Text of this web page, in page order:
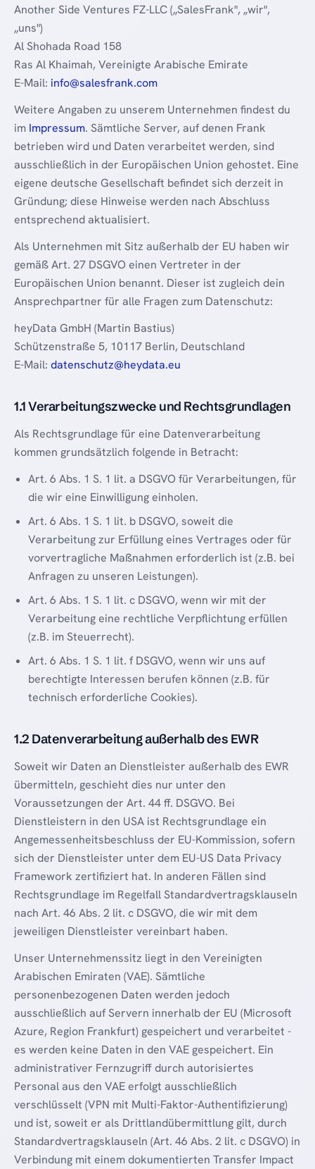
Another Side Ventures FZ-LLC („SalesFrank", „wir",
„uns")
Al Shohada Road 158
Ras Al Khaimah, Vereinigte Arabische Emirate
E-Mail: info@salesfrank.com
Weitere Angaben zu unserem Unternehmen findest du
im Impressum. Sämtliche Server, auf denen Frank
betrieben wird und Daten verarbeitet werden, sind
ausschließlich in der Europäischen Union gehostet. Eine
eigene deutsche Gesellschaft befindet sich derzeit in
Gründung; diese Hinweise werden nach Abschluss
entsprechend aktualisiert.
Als Unternehmen mit Sitz außerhalb der EU haben wir
gemäß Art. 27 DSGVO einen Vertreter in der
Europäischen Union benannt. Dieser ist zugleich dein
Ansprechpartner für alle Fragen zum Datenschutz:
heyData GmbH (Martin Bastius)
Schützenstraße 5, 10117 Berlin, Deutschland
E-Mail: datenschutz@heydata.eu
1.1 Verarbeitungszwecke und Rechtsgrundlagen
Als Rechtsgrundlage für eine Datenverarbeitung
kommen grundsätzlich folgende in Betracht:
Art. 6 Abs. 1 S. 1 lit. a DSGVO für Verarbeitungen, für
die wir eine Einwilligung einholen.
Art. 6 Abs. 1 S. 1 lit. b DSGVO, soweit die
Verarbeitung zur Erfüllung eines Vertrages oder für
vorvertragliche Maßnahmen erforderlich ist (z.B. bei
Anfragen zu unseren Leistungen).
Art. 6 Abs. 1 S. 1 lit. c DSGVO, wenn wir mit der
Verarbeitung eine rechtliche Verpflichtung erfüllen
(z.B. im Steuerrecht).
Art. 6 Abs. 1 S. 1 lit. f DSGVO, wenn wir uns auf
berechtigte Interessen berufen können (z.B. für
technisch erforderliche Cookies).
1.2 Datenverarbeitung außerhalb des EWR
Soweit wir Daten an Dienstleister außerhalb des EWR
übermitteln, geschieht dies nur unter den
Voraussetzungen der Art. 44 ff. DSGVO. Bei
Dienstleistern in den USA ist Rechtsgrundlage ein
Angemessenheitsbeschluss der EU-Kommission, sofern
sich der Dienstleister unter dem EU-US Data Privacy
Framework zertifiziert hat. In anderen Fällen sind
Rechtsgrundlage im Regelfall Standardvertragsklauseln
nach Art. 46 Abs. 2 lit. c DSGVO, die wir mit dem
jeweiligen Dienstleister vereinbart haben.
Unser Unternehmenssitz liegt in den Vereinigten
Arabischen Emiraten (VAE). Sämtliche
personenbezogenen Daten werden jedoch
ausschließlich auf Servern innerhalb der EU (Microsoft
Azure, Region Frankfurt) gespeichert und verarbeitet -
es werden keine Daten in den VAE gespeichert. Ein
administrativer Fernzugriff durch autorisiertes
Personal aus den VAE erfolgt ausschließlich
verschlüsselt (VPN mit Multi-Faktor-Authentifizierung)
und ist, soweit er als Drittlandübermittlung gilt, durch
Standardvertragsklauseln (Art. 46 Abs. 2 lit. c DSGVO) in
Verbindung mit einem dokumentierten Transfer Impact